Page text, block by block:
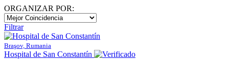
ORGANIZAR POR:
Filtrar
Braşov, Rumania
Hospital de San Constantín